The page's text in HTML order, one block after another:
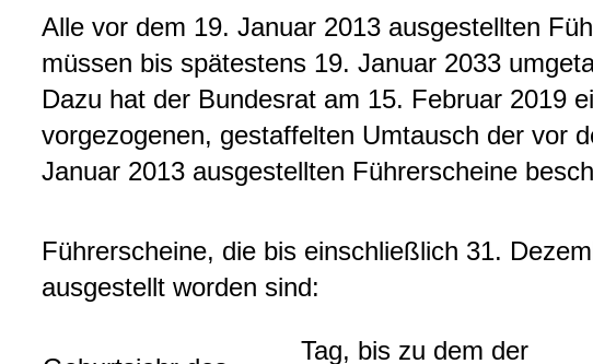
Alle vor dem 19. Januar 2013 ausgestellten
müssen bis spätestens 19. Januar 2033
Dazu hat der Bundesrat am 15. Februar 2019
vorgezogenen, gestaffelten Umtausch der vor
Januar 2013 ausgestellten Führerscheine
Führerscheine, die bis einschließlich 31.
ausgestellt worden sind:
Tag, bis zu dem der